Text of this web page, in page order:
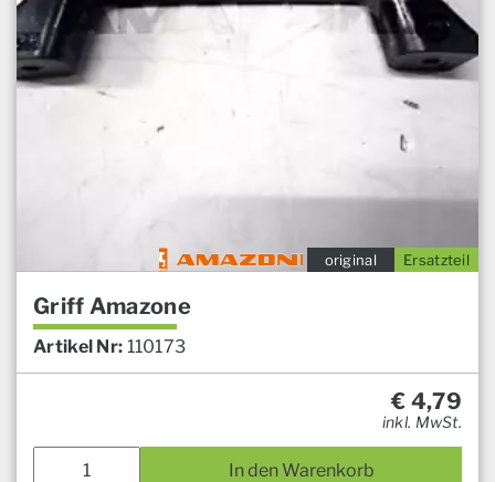
Ersatzteil
original
Griff Amazone
Artikel Nr: 110173
€ 4,79
inkl. MwSt.
In den Warenkorb